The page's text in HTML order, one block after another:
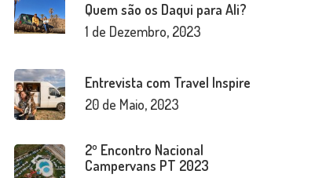
Quem são os Daqui para Ali?
1 de Dezembro, 2023
Entrevista com Travel Inspire
20 de Maio, 2023
2º Encontro Nacional
Campervans PT 2023